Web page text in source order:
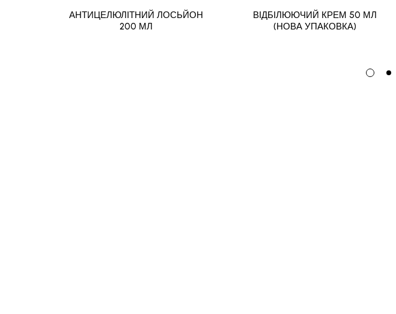
АНТИЦЕЛЮЛІТНИЙ ЛОСЬЙОН
200 МЛ
ВІДБІЛЮЮЧИЙ КРЕМ 50 МЛ
(НОВА УПАКОВКА)